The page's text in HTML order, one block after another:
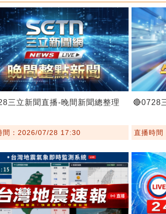
三立新聞直播-晚間新聞總整理
間：2026/07/28 17:30
🔴0728
直播時